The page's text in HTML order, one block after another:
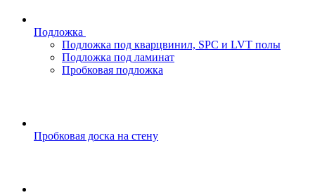
Подложка
Подложка под кварцвинил, SPC и LVT полы
Подложка под ламинат
Пробковая подложка
Пробковая доска на стену